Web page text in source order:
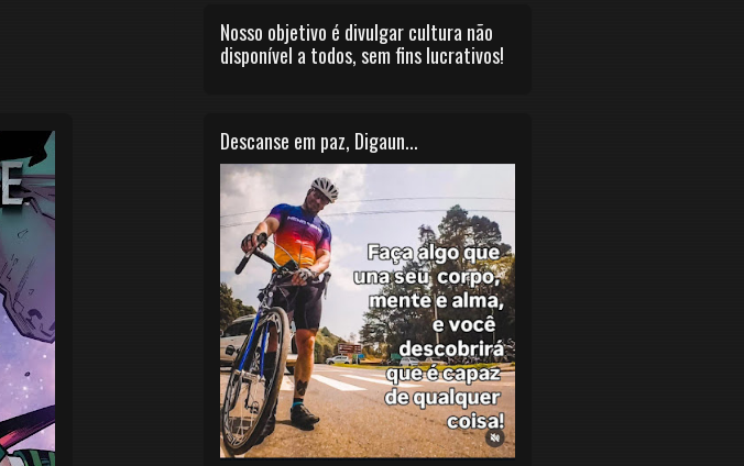
Nosso objetivo é divulgar cultura não
disponível a todos, sem fins lucrativos!
Descanse em paz, Digaun...